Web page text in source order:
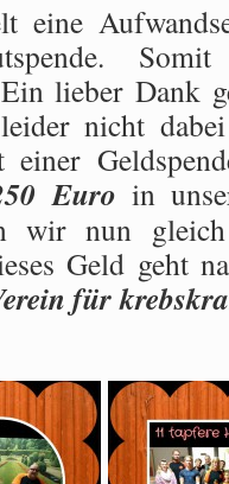
eine
Ein lieber Dank
nicht
Euro in
wir nun
Geld geht
für